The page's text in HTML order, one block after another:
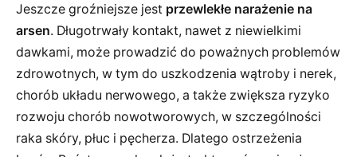
Jeszcze groźniejsze jest przewlekłe narażenie na
arsen. Długotrwały kontakt, nawet z niewielkimi
dawkami, może prowadzić do poważnych problemów
zdrowotnych, w tym do uszkodzenia wątroby i nerek,
chorób układu nerwowego, a także zwiększa ryzyko
rozwoju chorób nowotworowych, w szczególności
raka skóry, płuc i pęcherza. Dlatego ostrzeżenia